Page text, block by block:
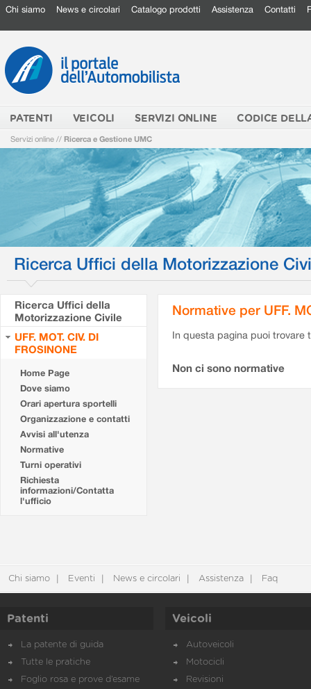
Chi siamo News e circolari Catalogo prodotti Assistenza Contatti
PATENTI VEICOLI SERVIZI ONLINE CODICE
Servizi online // Ricerca e Gestione UMC
Ricerca Uffici della Motorizzazione
Ricerca Uffici della
Motorizzazione Civile
UFF. MOT. CIV. DI
FROSINONE
Home Page
Dove siamo
Orari apertura sportelli
Organizzazione e contatti
Avvisi all'utenza
Normative
Turni operativi
Richiesta
informazioni/Contatta
l'ufficio
Normative per UFF.
In questa pagina puoi
Non ci sono normative
Chi siamo Eventi News e circolari Assistenza Faq
Patenti
La patente di guida
Tutte le pratiche
Foglio rosa e prove d’esame
Veicoli
Autoveicoli
Motocicli
Revisioni